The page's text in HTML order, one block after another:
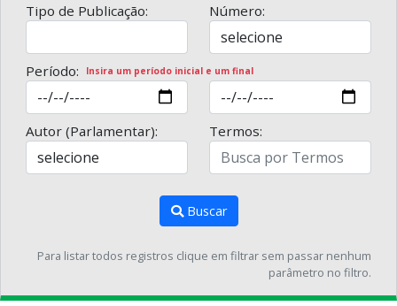
Tipo de Publicação: Número:
Período: Insira um período inicial e um final
Autor (Parlamentar): Termos:
Buscar
Para listar todos registros clique em filtrar sem passar nenhum
parâmetro no filtro.